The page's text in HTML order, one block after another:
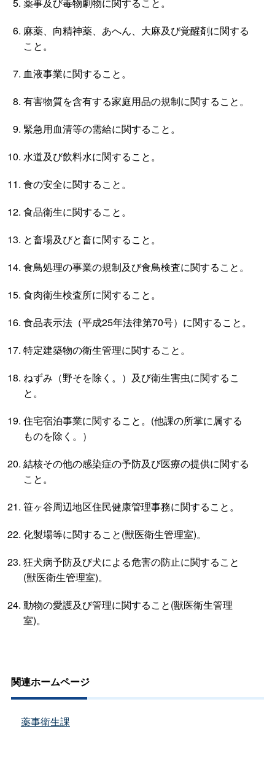
麻薬、向精神薬、あへん、大麻及び覚醒剤に関する
こと。
血液事業に関すること。
有害物質を含有する家庭用品の規制に関すること。
緊急用血清等の需給に関すること。
水道及び飲料水に関すること。
食の安全に関すること。
食品衛生に関すること。
と畜場及びと畜に関すること。
食鳥処理の事業の規制及び食鳥検査に関すること。
食肉衛生検査所に関すること。
食品表示法（平成25年法律第70号）に関すること。
特定建築物の衛生管理に関すること。
ねずみ（野そを除く。）及び衛生害虫に関するこ
と。
住宅宿泊事業に関すること。(他課の所掌に属する
ものを除く。）
結核その他の感染症の予防及び医療の提供に関する
こと。
笹ヶ谷周辺地区住民健康管理事務に関すること。
化製場等に関すること(獣医衛生管理室)。
狂犬病予防及び犬による危害の防止に関すること
(獣医衛生管理室)。
動物の愛護及び管理に関すること(獣医衛生管理
室)。
関連ホームページ
薬事衛生課